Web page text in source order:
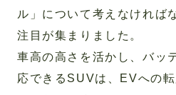
ル」について考えなければ
注目が集まりました。
車高の高さを活かし、バッ
応できるSUVは、EVへの